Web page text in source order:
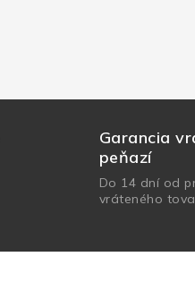
Garancia
peňazí
Do 14 dní od
vráteného